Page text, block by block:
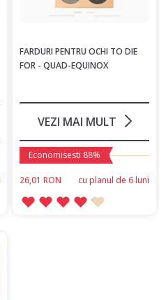
FARDURI PENTRU OCHI TO DIE
FOR - QUAD-EQUINOX
VEZI MAI MULT
Economisesti 88%
26,01 RON сu planul de 6 luni